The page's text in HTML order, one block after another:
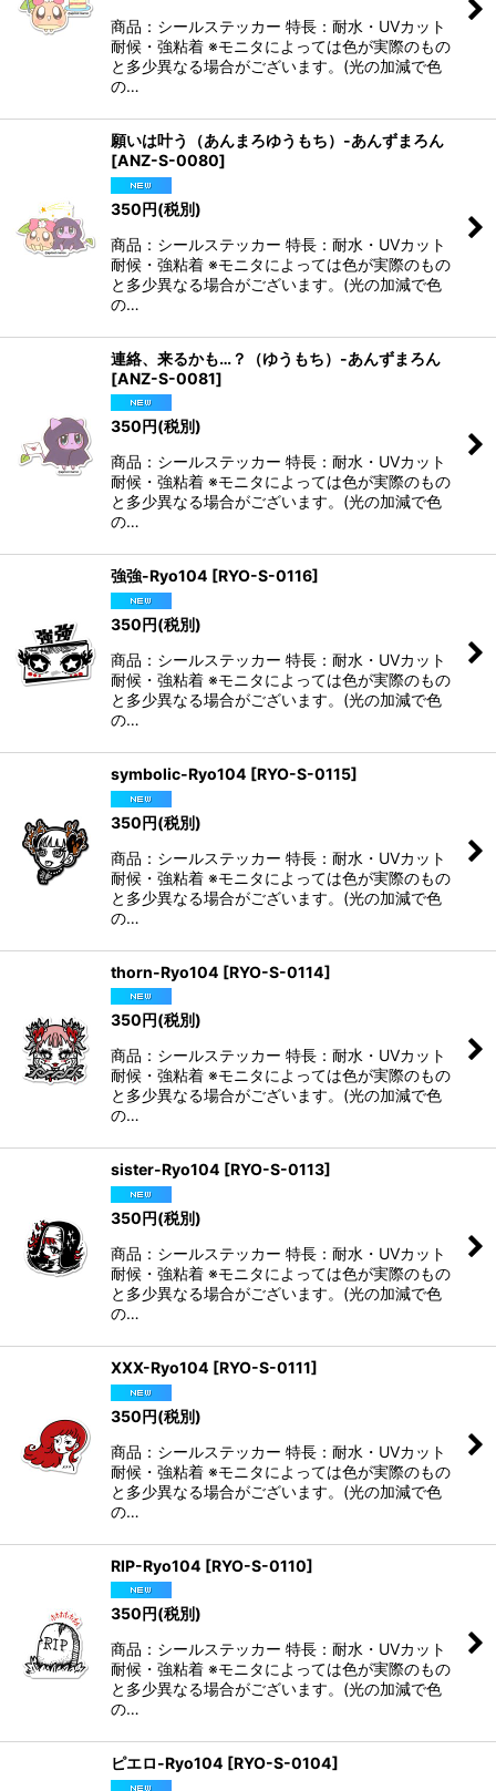
商品：シールステッカー 特長：耐水・UVカット
耐候・強粘着 ※モニタによっては色が実際のもの
と多少異なる場合がございます。(光の加減で色
の…
願いは叶う（あんまろゆうもち）-あんずまろん
[ANZ-S-0080]
350円(税別)
商品：シールステッカー 特長：耐水・UVカット
耐候・強粘着 ※モニタによっては色が実際のもの
と多少異なる場合がございます。(光の加減で色
の…
連絡、来るかも…？（ゆうもち）-あんずまろん
[ANZ-S-0081]
350円(税別)
商品：シールステッカー 特長：耐水・UVカット
耐候・強粘着 ※モニタによっては色が実際のもの
と多少異なる場合がございます。(光の加減で色
の…
強強-Ryo104 [RYO-S-0116]
350円(税別)
商品：シールステッカー 特長：耐水・UVカット
耐候・強粘着 ※モニタによっては色が実際のもの
と多少異なる場合がございます。(光の加減で色
の…
symbolic-Ryo104 [RYO-S-0115]
350円(税別)
商品：シールステッカー 特長：耐水・UVカット
耐候・強粘着 ※モニタによっては色が実際のもの
と多少異なる場合がございます。(光の加減で色
の…
thorn-Ryo104 [RYO-S-0114]
350円(税別)
商品：シールステッカー 特長：耐水・UVカット
耐候・強粘着 ※モニタによっては色が実際のもの
と多少異なる場合がございます。(光の加減で色
の…
sister-Ryo104 [RYO-S-0113]
350円(税別)
商品：シールステッカー 特長：耐水・UVカット
耐候・強粘着 ※モニタによっては色が実際のもの
と多少異なる場合がございます。(光の加減で色
の…
XXX-Ryo104 [RYO-S-0111]
350円(税別)
商品：シールステッカー 特長：耐水・UVカット
耐候・強粘着 ※モニタによっては色が実際のもの
と多少異なる場合がございます。(光の加減で色
の…
RIP-Ryo104 [RYO-S-0110]
350円(税別)
商品：シールステッカー 特長：耐水・UVカット
耐候・強粘着 ※モニタによっては色が実際のもの
と多少異なる場合がございます。(光の加減で色
の…
ピエロ-Ryo104 [RYO-S-0104]